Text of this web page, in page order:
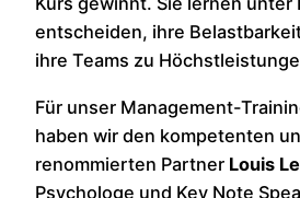
entscheiden, ihre
ihre Teams zu
Für unser Management-
haben wir den kompetenten
renommierten Partner Louis
Psychologe und Key Note